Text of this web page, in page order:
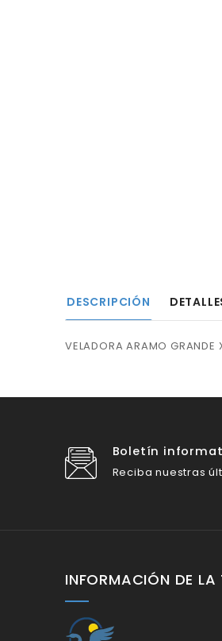
DESCRIPCIÓN
VELADORA ARAMO GRANDE
Boletín
Reciba nuestras
INFORMACIÓN DE LA